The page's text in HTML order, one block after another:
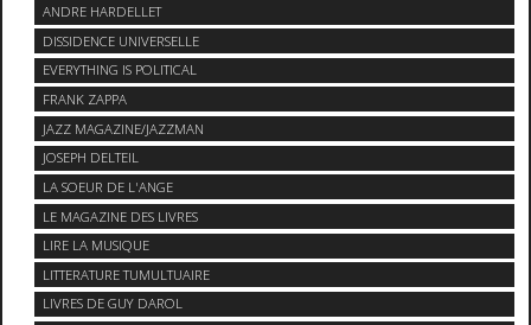
ANDRE HARDELLET
DISSIDENCE UNIVERSELLE
EVERYTHING IS POLITICAL
FRANK ZAPPA
JAZZ MAGAZINE/JAZZMAN
JOSEPH DELTEIL
LA SOEUR DE L'ANGE
LE MAGAZINE DES LIVRES
LIRE LA MUSIQUE
LITTERATURE TUMULTUAIRE
LIVRES DE GUY DAROL